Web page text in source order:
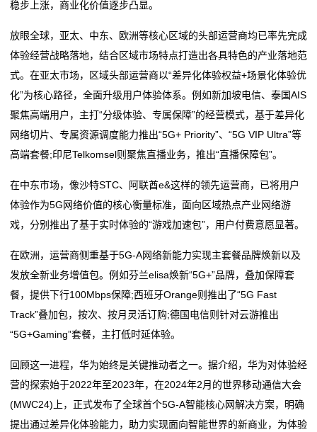
稳步上涨，商业化价值逐步凸显。
放眼全球，亚太、中东、欧洲等核心区域的头部运营商均已率先完成
体验经营战略落地，结合区域市场特点打造出各具特色的产业落地范
式。在亚太市场，区域头部运营商以“差异化体验权益+场景化体验优
化”为核心路径，全面升级用户体验体系。例如新加坡电信、泰国AIS
聚焦高端用户，主打“分级体验、专属保障”的经营模式，基于差异化
网络切片、专属资源调度能力推出“5G+ Priority”、“5G VIP Ultra”等
高端套餐;印尼Telkomsel则聚焦直播业务，推出“直播保障包”。
在中东市场，像沙特STC、阿联酋e&这样的领先运营商，已将用户
体验作为5G网络价值的核心衡量标准，面向区域热点产业网络游
戏，分别推出了基于实时体验的“游戏加速包”，用户付费意愿显著。
在欧洲，运营商侧重基于5G-A网络新能力实现主套餐品牌焕新以及
发放全新业务增值包。例如芬兰elisa焕新“5G+”品牌，叠加保障套
餐，提供下行100Mbps保障;西班牙Orange则推出了“5G Fast
Track”叠加包，按次、按月灵活订购;德国电信则针对云游推出
“5G+Gaming”套餐，主打低时延体验。
回顾这一进程，华为始终是关键推动者之一。据介绍，华为对体验经
营的探索始于2022年至2023年，在2024年2月的世界移动通信大会
(MWC24)上，正式发布了全球首个5G-A智能核心网解决方案，明确
提出通过差异化体验能力，助力实现面向智能世界的新商业，为体验